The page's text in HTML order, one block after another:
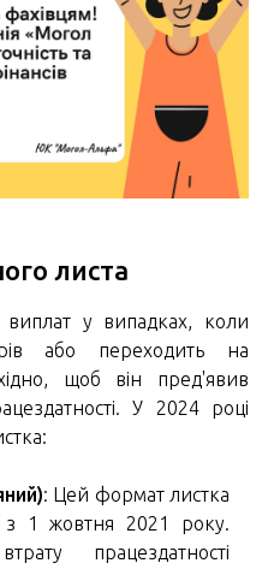
листа
у випадках, коли
або переходить на
щоб він пред'явив
У 2024 році
: Цей формат листка
з 1 жовтня 2021 року.
працездатності